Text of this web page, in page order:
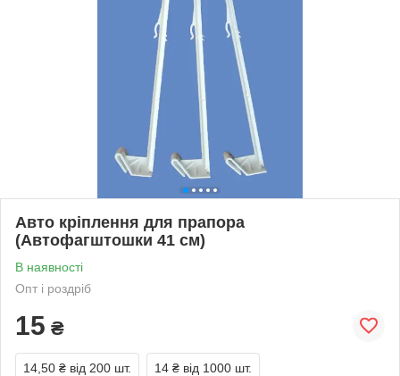
Авто кріплення для прапора
(Автофагштошки 41 см)
В наявності
Опт і роздріб
15 ₴
14,50 ₴ від 200 шт. 14 ₴ від 1000 шт.